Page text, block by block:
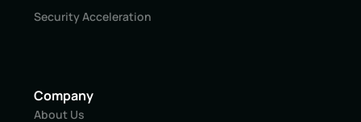
Security Acceleration
Company
About Us